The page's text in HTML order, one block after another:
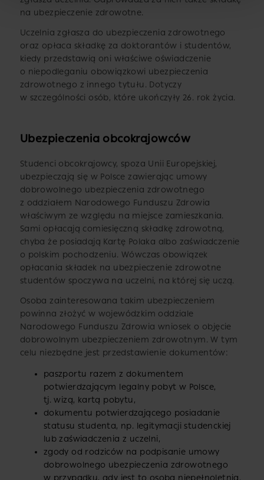
na ubezpieczenie zdrowotne.
Uczelnia zgłasza do ubezpieczenia zdrowotnego
oraz opłaca składkę za doktorantów i studentów,
kiedy przedstawią oni właściwe oświadczenie
o niepodleganiu obowiązkowi ubezpieczenia
zdrowotnego z innego tytułu. Dotyczy
w szczególności osób, które ukończyły 26. rok życia.
Ubezpieczenia obcokrajowców
Studenci obcokrajowcy, spoza Unii Europejskiej,
ubezpieczają się w Polsce zawierając umowy
dobrowolnego ubezpieczenia zdrowotnego
z oddziałem Narodowego Funduszu Zdrowia
właściwym ze względu na miejsce zamieszkania.
Sami opłacają comiesięczną składkę zdrowotną,
chyba że posiadają Kartę Polaka albo zaświadczenie
o polskim pochodzeniu. Wówczas obowiązek
opłacania składek na ubezpieczenie zdrowotne
studentów spoczywa na uczelni, na której się uczą.
Osoba zainteresowana takim ubezpieczeniem
powinna złożyć w wojewódzkim oddziale
Narodowego Funduszu Zdrowia wniosek o objęcie
dobrowolnym ubezpieczeniem zdrowotnym. W tym
celu niezbędne jest przedstawienie dokumentów:
paszportu razem z dokumentem
potwierdzającym legalny pobyt w Polsce,
tj. wizą, kartą pobytu,
dokumentu potwierdzającego posiadanie
statusu studenta, np. legitymacji studenckiej
lub zaświadczenia z uczelni,
zgody od rodziców na podpisanie umowy
dobrowolnego ubezpieczenia zdrowotnego
w przypadku, gdy jest to osoba niepełnoletnia.